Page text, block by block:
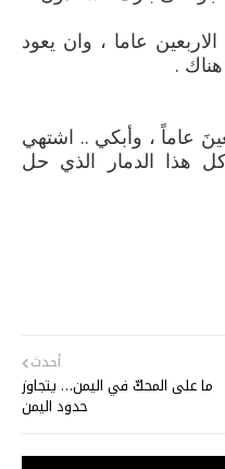
عاما ، وان يعود
.
عاماً ، وأبكي .. اشتهي
هذا الدمار الذي حل
أحدث
ما على المحكّ في اليمن… يتجاوز
حدود اليمن